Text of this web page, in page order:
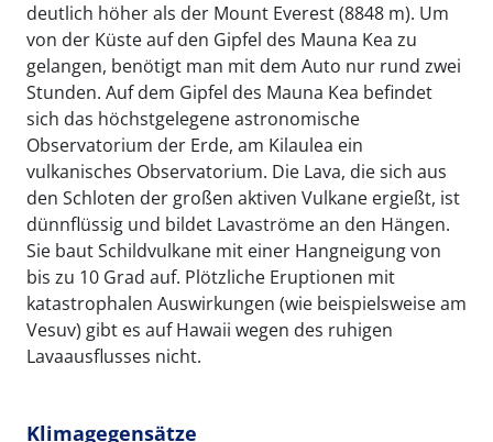
deutlich höher als der Mount Everest (8848 m). Um
von der Küste auf den Gipfel des Mauna Kea zu
gelangen, benötigt man mit dem Auto nur rund zwei
Stunden. Auf dem Gipfel des Mauna Kea befindet
sich das höchstgelegene astronomische
Observatorium der Erde, am Kilaulea ein
vulkanisches Observatorium. Die Lava, die sich aus
den Schloten der großen aktiven Vulkane ergießt, ist
dünnflüssig und bildet Lavaströme an den Hängen.
Sie baut Schildvulkane mit einer Hangneigung von
bis zu 10 Grad auf. Plötzliche Eruptionen mit
katastrophalen Auswirkungen (wie beispielsweise am
Vesuv) gibt es auf Hawaii wegen des ruhigen
Lavaausflusses nicht.
Klimagegensätze